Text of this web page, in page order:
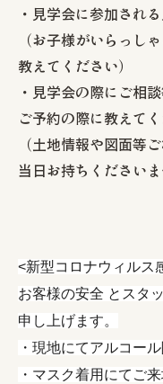
・見学会に参加され
（お子様がいらっし
教えてください）
・見学会の際にご相
ご予約の際に教えて
（土地情報や図面等
当日お持ちくださいま
<新型コロナウィルス
お客様の安全 とスタ
申し上げます。
・現地にてアルコー
・マスク着用にてご